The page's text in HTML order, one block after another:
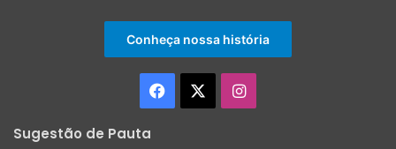
Conheça nossa história
Facebook Instagram
Sugestão de Pauta